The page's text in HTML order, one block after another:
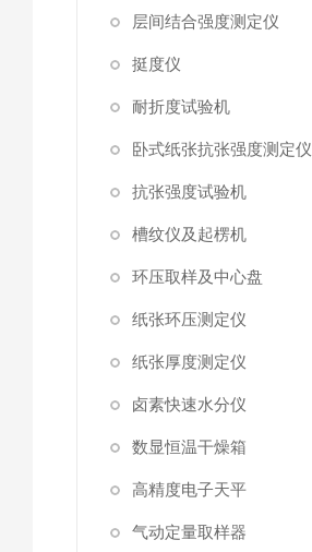
层间结合强度测定仪
挺度仪
耐折度试验机
卧式纸张抗张强度测定仪
抗张强度试验机
槽纹仪及起楞机
环压取样及中心盘
纸张环压测定仪
纸张厚度测定仪
卤素快速水分仪
数显恒温干燥箱
高精度电子天平
气动定量取样器